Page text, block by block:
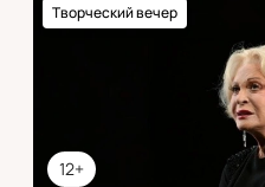
12+
Творческий вечер